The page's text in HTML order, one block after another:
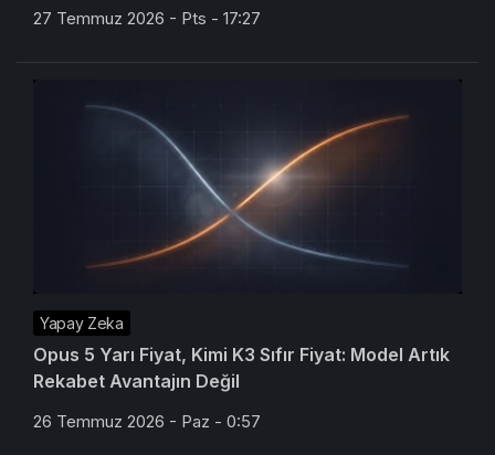
27 Temmuz 2026 - Pts - 17:27
Yapay Zeka
Opus 5 Yarı Fiyat, Kimi K3 Sıfır Fiyat: Model Artık
Rekabet Avantajın Değil
26 Temmuz 2026 - Paz - 0:57